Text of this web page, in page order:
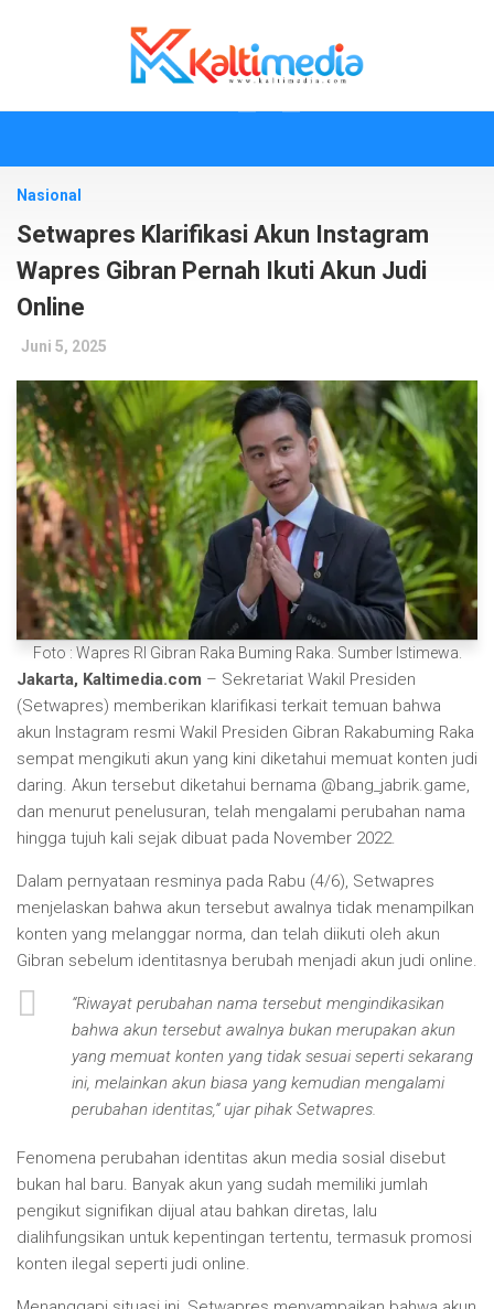
Nasional
Setwapres Klarifikasi Akun Instagram
Wapres Gibran Pernah Ikuti Akun Judi
Online
Juni 5, 2025
Foto : Wapres RI Gibran Raka Buming Raka. Sumber Istimewa.
Jakarta, Kaltimedia.com – Sekretariat Wakil Presiden
(Setwapres) memberikan klarifikasi terkait temuan bahwa
akun Instagram resmi Wakil Presiden Gibran Rakabuming Raka
sempat mengikuti akun yang kini diketahui memuat konten judi
daring. Akun tersebut diketahui bernama @bang_jabrik.game,
dan menurut penelusuran, telah mengalami perubahan nama
hingga tujuh kali sejak dibuat pada November 2022.
Dalam pernyataan resminya pada Rabu (4/6), Setwapres
menjelaskan bahwa akun tersebut awalnya tidak menampilkan
konten yang melanggar norma, dan telah diikuti oleh akun
Gibran sebelum identitasnya berubah menjadi akun judi online.
“Riwayat perubahan nama tersebut mengindikasikan
bahwa akun tersebut awalnya bukan merupakan akun
yang memuat konten yang tidak sesuai seperti sekarang
ini, melainkan akun biasa yang kemudian mengalami
perubahan identitas,“ujar pihak Setwapres.
Fenomena perubahan identitas akun media sosial disebut
bukan hal baru. Banyak akun yang sudah memiliki jumlah
pengikut signifikan dijual atau bahkan diretas, lalu
dialihfungsikan untuk kepentingan tertentu, termasuk promosi
konten ilegal seperti judi online.